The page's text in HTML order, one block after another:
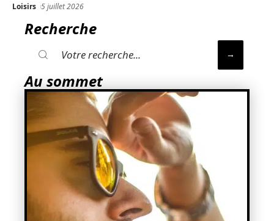
Loisirs 5 juillet 2026
Recherche
Au sommet